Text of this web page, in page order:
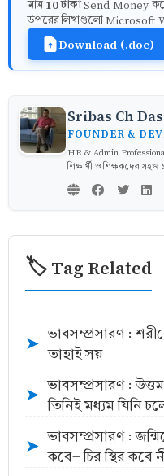
মাত্র 10 টাকাSend Money
উপরের লিখাগুলো Microsoft
Download (.doc)
Sribas Ch Das
FOUNDER &
HR & Admin
শিক্ষার্থী ও শিক্ষকদের
🏷️ Tag Related
➤
ভাবসম্প্রসারণ :
তাহাই সয়।
➤
ভাবসম্প্রসারণ :
তিনিই মধ্যম যিনি
➤
ভাবসম্প্রসারণ :
কবে- চির স্থির কবে